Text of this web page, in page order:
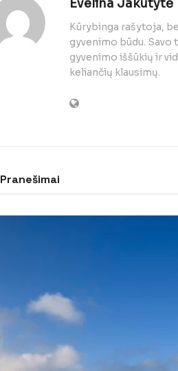
Evelina Jakutytė
Kūrybinga rašytoja,
gyvenimo būdu.
gyvenimo iššūkių ir
keliančių klausimų.
Pranešimai